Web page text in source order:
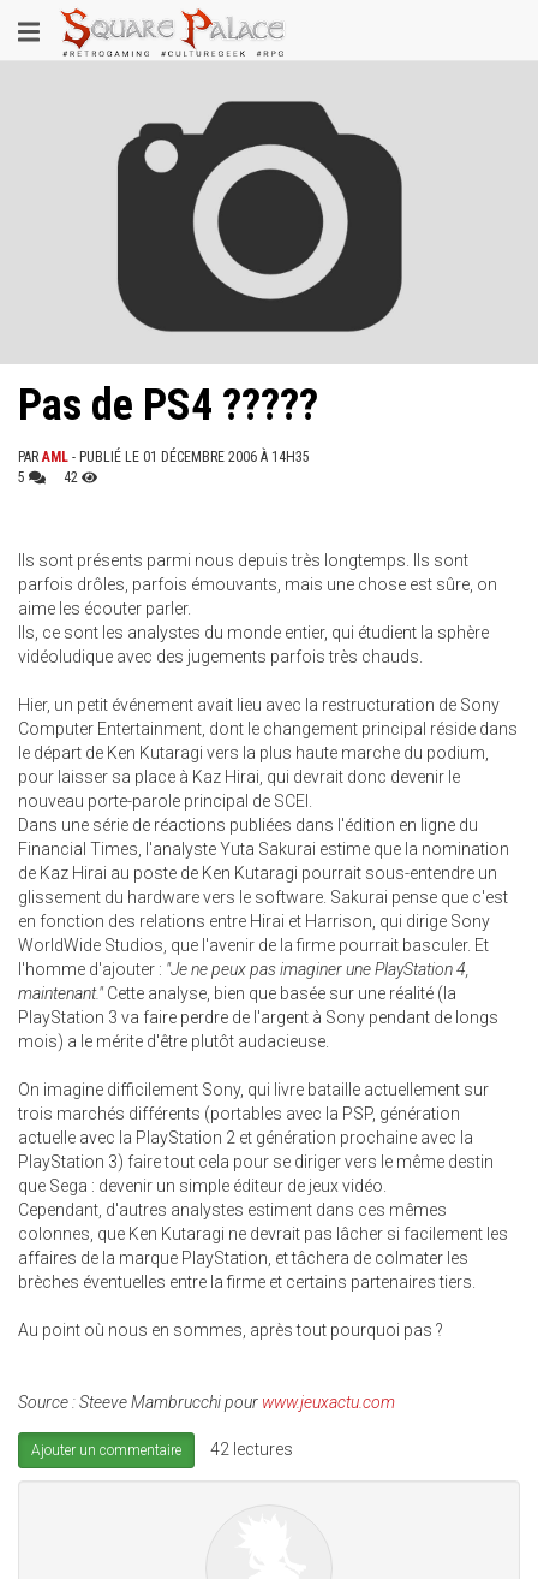
au
contenu
Toggle
navigation
Pas de PS4 ?????
PARAML - PUBLIÉ LE 01 DÉCEMBRE 2006 À 14H35
5
42
Ils sont présents parmi nous depuis très longtemps. Ils sont
parfois drôles, parfois émouvants, mais une chose est sûre, on
aime les écouter parler.
Ils, ce sont les analystes du monde entier, qui étudient la sphère
vidéoludique avec des jugements parfois très chauds.
Hier, un petit événement avait lieu avec la restructuration de Sony
Computer Entertainment, dont le changement principal réside dans
le départ de Ken Kutaragi vers la plus haute marche du podium,
pour laisser sa place à Kaz Hirai, qui devrait donc devenir le
nouveau porte-parole principal de SCEI.
Dans une série de réactions publiées dans l'édition en ligne du
Financial Times, l'analyste Yuta Sakurai estime que la nomination
de Kaz Hirai au poste de Ken Kutaragi pourrait sous-entendre un
glissement du hardware vers le software. Sakurai pense que c'est
en fonction des relations entre Hirai et Harrison, qui dirige Sony
WorldWide Studios, que l'avenir de la firme pourrait basculer. Et
l'homme d'ajouter : "Je ne peux pas imaginer une PlayStation 4,
maintenant."Cette analyse, bien que basée sur une réalité (la
PlayStation 3 va faire perdre de l'argent à Sony pendant de longs
mois) a le mérite d'être plutôt audacieuse.
On imagine difficilement Sony, qui livre bataille actuellement sur
trois marchés différents (portables avec la PSP, génération
actuelle avec la PlayStation 2 et génération prochaine avec la
PlayStation 3) faire tout cela pour se diriger vers le même destin
que Sega : devenir un simple éditeur de jeux vidéo.
Cependant, d'autres analystes estiment dans ces mêmes
colonnes, que Ken Kutaragi ne devrait pas lâcher si facilement les
affaires de la marque PlayStation, et tâchera de colmater les
brèches éventuelles entre la firme et certains partenaires tiers.
Au point où nous en sommes, après tout pourquoi pas ?
Source : Steeve Mambrucchi pour www.jeuxactu.com
Ajouter un commentaire 42 lectures